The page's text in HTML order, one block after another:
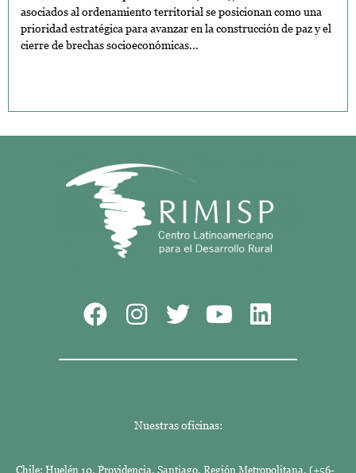
asociados al ordenamiento territorial se posicionan como una
prioridad estratégica para avanzar en la construcción de paz y el
cierre de brechas socioeconómicas...
Nuestras oficinas:
Chile: Huelén 10. Providencia, Santiago, Región Metropolitana. (+56-